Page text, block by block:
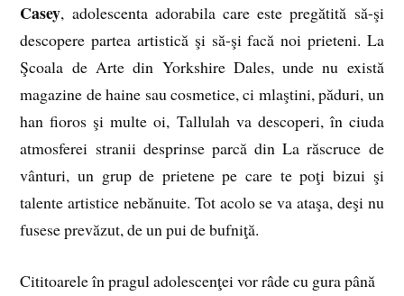
Casey, adolescenta adorabila care este pregătită să-şi
descopere partea artistică şi să-şi facă noi prieteni. La
Şcoala de Arte din Yorkshire Dales, unde nu există
magazine de haine sau cosmetice, ci mlaştini, păduri, un
han fioros şi multe oi, Tallulah va descoperi, în ciuda
atmosferei stranii desprinse parcă din La răscruce de
vânturi, un grup de prietene pe care te poţi bizui şi
talente artistice nebănuite. Tot acolo se va ataşa, deşi nu
fusese prevăzut, de un pui de bufniţă.
Cititoarele în pragul adolescenţei vor râde cu gura până